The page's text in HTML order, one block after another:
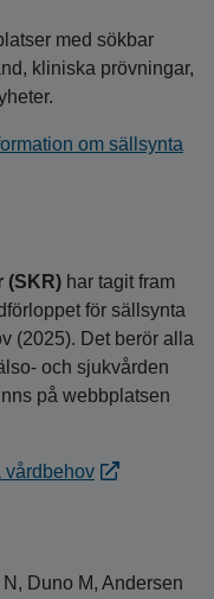
med sökbar
kliniska prövningar,
om sällsynta
(SKR) har tagit fram
för sällsynta
(2025). Det berör alla
och sjukvården
på webbplatsen
vårdbehov
Duno M, Andersen